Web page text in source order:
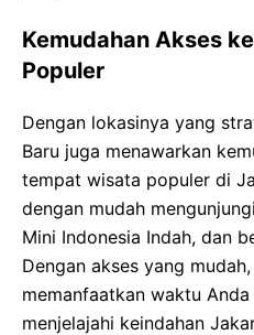
Kemudahan Akses
Populer
Dengan lokasinya yang
Baru juga menawarkan
tempat wisata populer di
dengan mudah
Mini Indonesia Indah, dan
Dengan akses yang
memanfaatkan waktu
menjelajahi keindahan